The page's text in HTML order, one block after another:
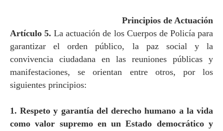
Principios de Actuación
Artículo 5.La actuación de los Cuerpos de Policía para
garantizar el orden público, la paz social y la
convivencia ciudadana en las reuniones públicas y
manifestaciones, se orientan entre otros, por los
siguientes principios:
1. Respeto y garantía del derecho humano a la vida
como valor supremo en un Estado democrático y